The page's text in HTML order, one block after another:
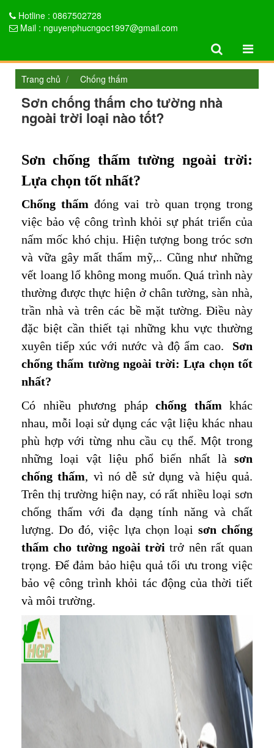
Hotline : 0867502728
Mail : nguyenphucngoc1997@gmail.com
Trang chủ Chống thấm
Sơn chống thấm cho tường nhà
ngoài trời loại nào tốt?
Sơn chống thấm tường ngoài trời:
Lựa chọn tốt nhất?
Chống thấm đóng vai trò quan trọng trong
việc bảo vệ công trình khỏi sự phát triển của
nấm mốc khó chịu. Hiện tượng bong tróc sơn
và vữa gây mất thẩm mỹ,.. Cũng như những
vết loang lổ không mong muốn. Quá trình này
thường được thực hiện ở chân tường, sàn nhà,
trần nhà và trên các bề mặt tường. Điều này
đặc biệt cần thiết tại những khu vực thường
xuyên tiếp xúc với nước và độ ẩm cao. Sơn
chống thấm tường ngoài trời: Lựa chọn tốt
nhất?
Có nhiều phương pháp chống thấm khác
nhau, mỗi loại sử dụng các vật liệu khác nhau
phù hợp với từng nhu cầu cụ thể. Một trong
những loại vật liệu phổ biến nhất là sơn
chống thấm, vì nó dễ sử dụng và hiệu quả.
Trên thị trường hiện nay, có rất nhiều loại sơn
chống thấm với đa dạng tính năng và chất
lượng. Do đó, việc lựa chọn loại sơn chống
thấm cho tường ngoài trời trở nên rất quan
trọng. Để đảm bảo hiệu quả tối ưu trong việc
bảo vệ công trình khỏi tác động của thời tiết
và môi trường.